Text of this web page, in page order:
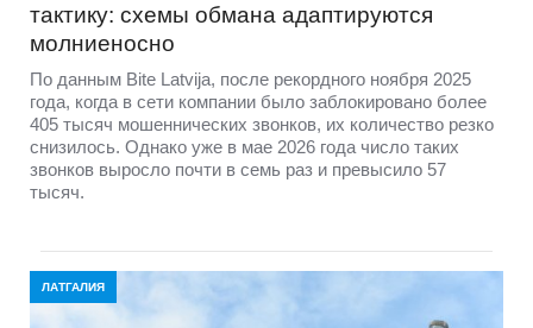
тактику: схемы обмана адаптируются
молниеносно
По данным Bite Latvija, после рекордного ноября 2025
года, когда в сети компании было заблокировано более
405 тысяч мошеннических звонков, их количество резко
снизилось. Однако уже в мае 2026 года число таких
звонков выросло почти в семь раз и превысило 57
тысяч.
ЛАТГАЛИЯ